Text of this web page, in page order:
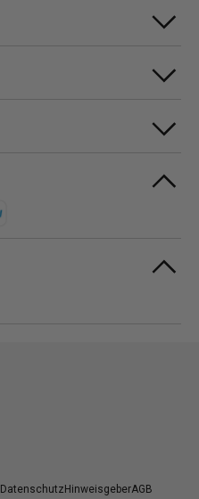
DatenschutzHinweisgeberAGB